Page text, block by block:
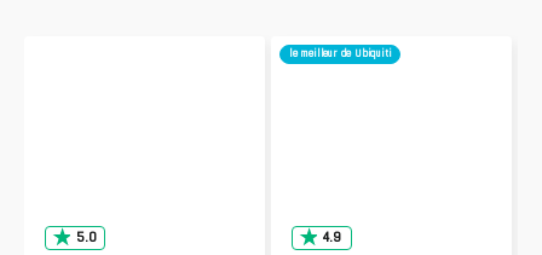
5.0
le meilleur de Ubiquiti
4.9